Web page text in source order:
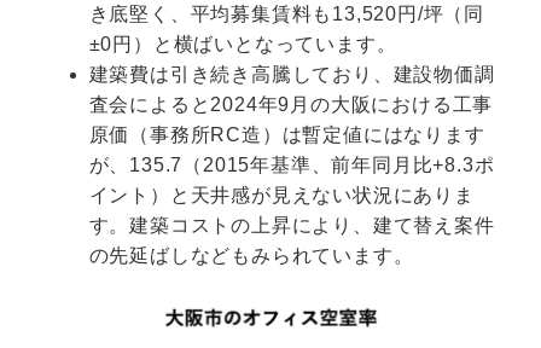
き底堅く、平均募集賃料も13,520円/坪（同
±0円）と横ばいとなっています。
建築費は引き続き高騰しており、建設物価調
査会によると2024年9月の大阪における工事
原価（事務所RC造）は暫定値にはなります
が、135.7（2015年基準、前年同月比+8.3ポ
イント）と天井感が見えない状況にありま
す。建築コストの上昇により、建て替え案件
の先延ばしなどもみられています。